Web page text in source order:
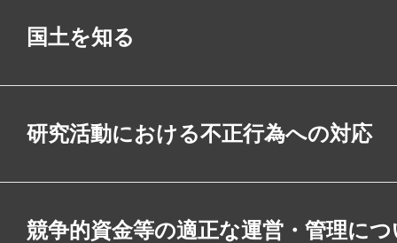
国土を知る
研究活動における不正行為への対応
競争的資金等の適正な運営・管理に